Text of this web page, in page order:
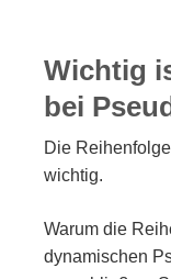
Wichtig
bei
Die
wichtig.
Warum die
dynamischen